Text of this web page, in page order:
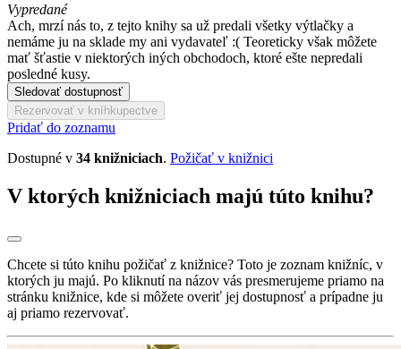
Vypredané
Ach, mrzí nás to, z tejto knihy sa už predali všetky výtlačky a
nemáme ju na sklade my ani vydavateľ :( Teoreticky však môžete
mať šťastie v niektorých iných obchodoch, ktoré ešte nepredali
posledné kusy.
Sledovať dostupnosť
Rezervovať v kníhkupectve
Pridať do zoznamu
Dostupné v 34 knižniciach. Požičať v knižnici
V ktorých knižniciach majú túto knihu?
Chcete si túto knihu požičať z knižnice? Toto je zoznam knižníc, v
ktorých ju majú. Po kliknutí na názov vás presmerujeme priamo na
stránku knižnice, kde si môžete overiť jej dostupnosť a prípadne ju
aj priamo rezervovať.